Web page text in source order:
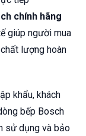
chính hãng
giúp người mua
lượng hoàn
khẩu, khách
bếp Bosch
sử dụng và bảo